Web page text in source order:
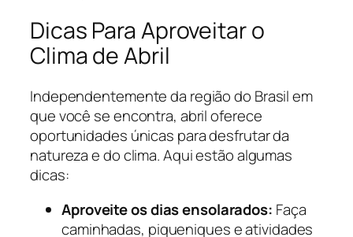
Dicas Para Aproveitar o
Clima de Abril
Independentemente da região do Brasil em
que você se encontra, abril oferece
oportunidades únicas para desfrutar da
natureza e do clima. Aqui estão algumas
dicas:
Aproveite os dias ensolarados: Faça
caminhadas, piqueniques e atividades